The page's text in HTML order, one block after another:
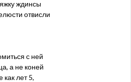
ждинсы
отвисли
с ней
а не коней
как лет 5,